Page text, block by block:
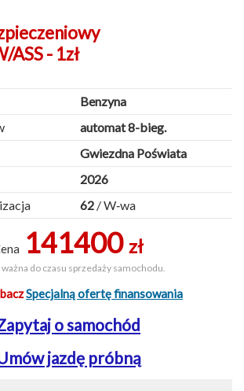
- 1zł
Benzyna
automat 8-bieg.
Gwiezdna Poświata
2026
62 / W‑wa
141400 zł
do czasu sprzedaży samochodu.
Specjalną ofertę finansowania
o samochód
jazdę próbną